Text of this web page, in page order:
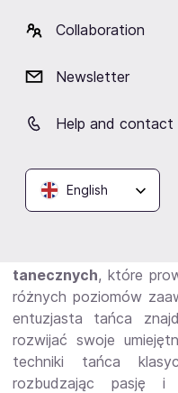
Collaboration
Newsletter
Help and contact
English
okazję rozwijać swoje
doświadczonych
początkujących po
warsztaty te
tanecznych, które
różnych poziomów
entuzjasta tańca
rozwijać swoje
techniki tańca
rozbudzając pasję i